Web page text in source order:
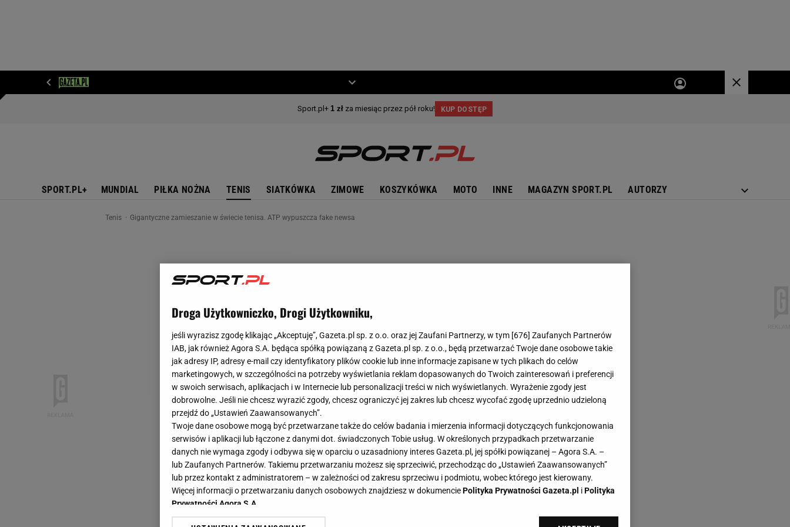
SPORT.PL+ MUNDIAL PIŁKA NOŻNA TENIS SIATKÓWKA ZIMOWE KOSZYKÓWKA MOTO INNE MAGAZYN SPORT.PL AUTORZY
Tenis Gigantyczne zamieszanie w świecie tenisa. ATP wypuszcza fake newsa
Droga Użytkowniczko, Drogi Użytkowniku,
jeśli wyrazisz zgodę klikając „Akceptuję”, Gazeta.pl sp. z o.o. oraz jej Zaufani Partnerzy, w tym [676] Zaufanych Partnerów
IAB, jak również Agora S.A. będąca spółką powiązaną z Gazeta.pl sp. z o.o., będą przetwarzać Twoje dane osobowe takie
jak adresy IP, adresy e-mail czy identyfikatory plików cookie lub inne informacje zapisane w tych plikach do celów
marketingowych, w szczególności na potrzeby wyświetlania reklam dopasowanych do Twoich zainteresowań i preferencji
w swoich serwisach, aplikacjach i w Internecie lub personalizacji treści w nich wyświetlanych. Wyrażenie zgody jest
dobrowolne. Jeśli nie chcesz wyrazić zgody, chcesz ograniczyć jej zakres lub chcesz wycofać zgodę uprzednio udzieloną
przejdź do „Ustawień Zaawansowanych”.
Twoje dane osobowe mogą być przetwarzane także do celów badania i mierzenia informacji dotyczących funkcjonowania
serwisów i aplikacji lub łączone z danymi dot. świadczonych Tobie usług. W określonych przypadkach przetwarzanie
danych nie wymaga zgody i odbywa się w oparciu o uzasadniony interes Gazeta.pl, jej spółki powiązanej – Agora S.A. –
lub Zaufanych Partnerów. Takiemu przetwarzaniu możesz się sprzeciwić, przechodząc do „Ustawień Zaawansowanych”
lub przez kontakt z administratorem – w zależności od zakresu sprzeciwu i podmiotu, wobec którego jest kierowany.
Więcej informacji o przetwarzaniu danych osobowych znajdziesz w dokumenciePolityka Prywatności Gazeta.pl iPolityka
Prywatności Agora S.A.